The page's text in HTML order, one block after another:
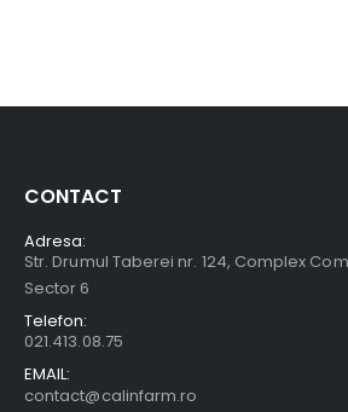
CONTACT
Adresa:
Str. Drumul Taberei nr. 124, Complex
Sector 6
Telefon:
021.413.08.75
EMAIL:
contact@calinfarm.ro